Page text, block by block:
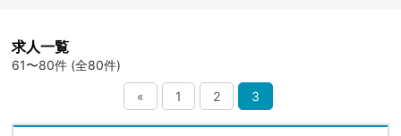
求人一覧
61〜80件 (全80件)
« 1 2 3